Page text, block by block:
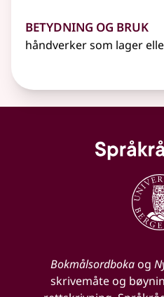
Betydning og bruk
håndverker som lager
Bokmålsordbokaog
skrivemåte og